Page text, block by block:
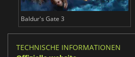
Baldur's Gate 3
TECHNISCHE INFORMATIONEN